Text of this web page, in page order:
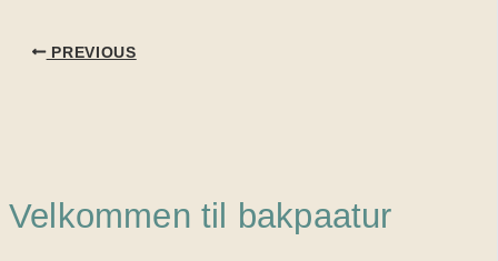
PREVIOUS
Velkommen til bakpaatur